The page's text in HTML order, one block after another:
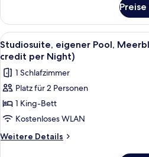
Resort
credit
per
Night)
anzeigen
eigener
Pool,
Gartenblick
(THB
Net
Resort
per
Night)
Alle
Fotos
für
Studiosuite,
eigener
Pool,
Meerblick
(THB
5
Studiosuite, eigener Pool,
credit per Night)
1 Schlafzimmer
Platz für 2 Personen
1 King-Bett
Kostenloses WLAN
Weitere Details
Weitere